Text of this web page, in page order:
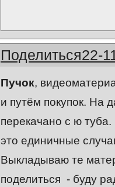
Поделиться22-
Пучок,
и путём покупок. На
перекачано с ю
это единичные
Выкладываю те
поделиться - буду